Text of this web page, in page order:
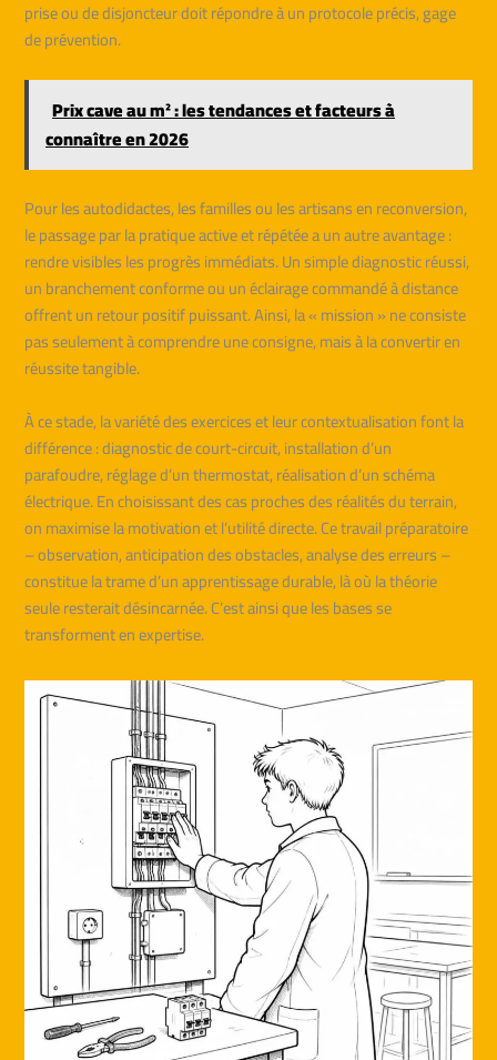
prise ou de disjoncteur doit répondre à un protocole précis, gage
de prévention.
Prix cave au m² : les tendances et facteurs à
connaître en 2026
Pour les autodidactes, les familles ou les artisans en reconversion,
le passage par la pratique active et répétée a un autre avantage :
rendre visibles les progrès immédiats. Un simple diagnostic réussi,
un branchement conforme ou un éclairage commandé à distance
offrent un retour positif puissant. Ainsi, la « mission » ne consiste
pas seulement à comprendre une consigne, mais à la convertir en
réussite tangible.
À ce stade, la variété des exercices et leur contextualisation font la
différence : diagnostic de court-circuit, installation d’un
parafoudre, réglage d’un thermostat, réalisation d’un schéma
électrique. En choisissant des cas proches des réalités du terrain,
on maximise la motivation et l’utilité directe. Ce travail préparatoire
– observation, anticipation des obstacles, analyse des erreurs –
constitue la trame d’un apprentissage durable, là où la théorie
seule resterait désincarnée. C’est ainsi que les bases se
transforment en expertise.